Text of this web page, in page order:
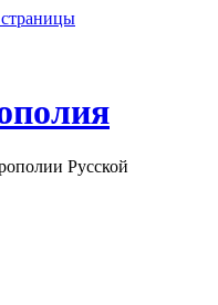
Русской